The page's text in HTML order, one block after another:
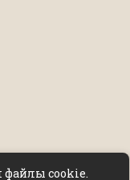
cookie.